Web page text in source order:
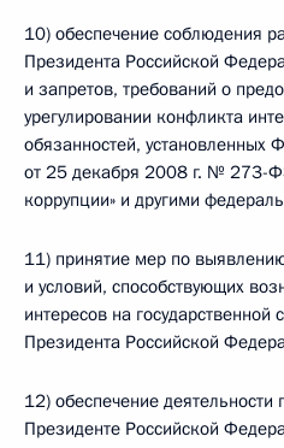
10) обеспечение соблюдения
Президента Российской
и запретов, требований о
урегулировании конфликта
обязанностей, установленных
от 25 декабря 2008 г. № 273-
коррупции» и другими
11) принятие мер по
и условий, способствующих
интересов на
Президента Российской
12) обеспечение деятельности
Президенте Российской